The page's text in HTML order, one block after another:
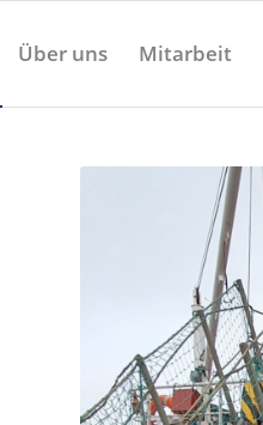
Über uns Mitarbeit